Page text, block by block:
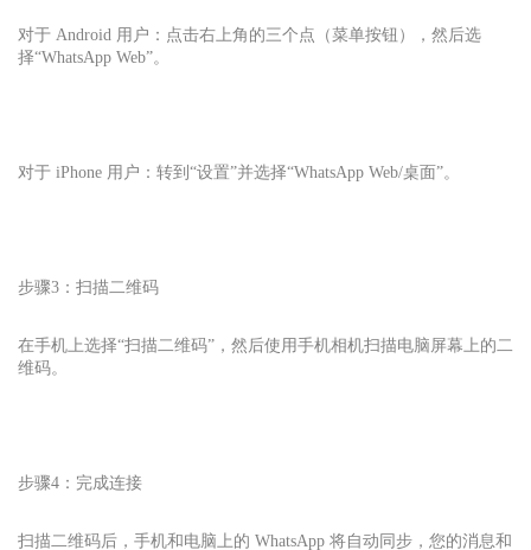
对于 Android 用户：点击右上角的三个点（菜单按钮），然后选
择“WhatsApp Web”。
对于 iPhone 用户：转到“设置”并选择“WhatsApp Web/桌面”。
步骤3：扫描二维码
在手机上选择“扫描二维码”，然后使用手机相机扫描电脑屏幕上的二
维码。
步骤4：完成连接
扫描二维码后，手机和电脑上的 WhatsApp 将自动同步，您的消息和